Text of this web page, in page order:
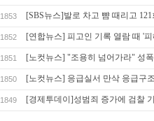
1853 [SBS뉴스]발로 차고 뺨 때리고
1852 [연합뉴스] 피고인 기록 열람 때 '
1851 [노컷뉴스] "조용히 넘어가라" 성
1850 [노컷뉴스] 응급실서 만삭 응급구
1849 [경제투데이]성범죄 증가에 검찰